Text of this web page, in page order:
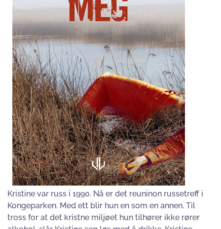
Kristine var russ i 1990. Nå er det reuninon russetreff i
Kongeparken. Med ett blir hun en som en annen. Til
tross for at det kristne miljøet hun tilhører ikke rører